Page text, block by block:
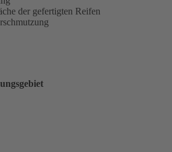
der gefertigten Reifen